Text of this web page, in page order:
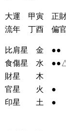
大運 甲寅
流年 丁酉 偏
比肩星 金 ●●
食傷星 水
財星 木
官星 火 ●
印星 土 ●